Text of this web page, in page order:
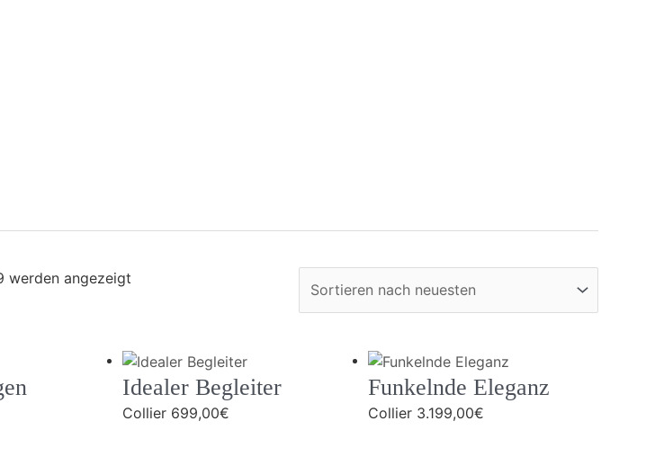
werden angezeigt
Idealer Begleiter
Collier 699,00€
Funkelnde Eleganz
Collier 3.199,00€